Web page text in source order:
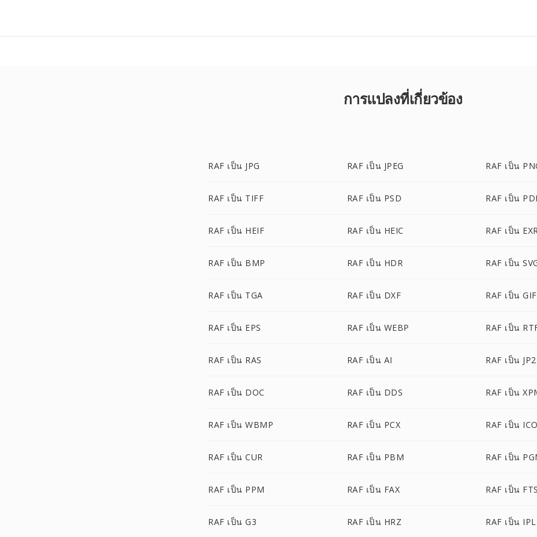
การแปลงที่เกี่ยวข้อง
RAF เป็น JPG RAF เป็น JPEG RAF เป็น
RAF เป็น TIFF RAF เป็น PSD RAF เป็น
RAF เป็น HEIF RAF เป็น HEIC RAF เป็น
RAF เป็น BMP RAF เป็น HDR RAF เป็น
RAF เป็น TGA RAF เป็น DXF RAF เป็น GIF
RAF เป็น EPS RAF เป็น WEBP RAF เป็น
RAF เป็น RAS RAF เป็น AI RAF เป็น JP2
RAF เป็น DOC RAF เป็น DDS RAF เป็น
RAF เป็น WBMP RAF เป็น PCX RAF เป็น ICO
RAF เป็น CUR RAF เป็น PBM RAF เป็น
RAF เป็น PPM RAF เป็น FAX RAF เป็น FTS
RAF เป็น G3 RAF เป็น HRZ RAF เป็น IPL